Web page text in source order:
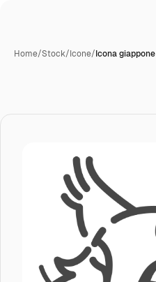
Home/Stock/Icone/Icona giappone